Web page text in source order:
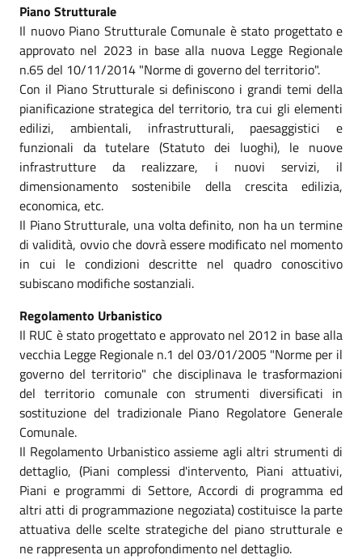
Piano Strutturale
Il nuovo Piano Strutturale Comunale è stato progettato e
approvato nel 2023 in base alla nuova Legge Regionale
n.65 del 10/11/2014 "Norme di governo del territorio".
Con il Piano Strutturale si definiscono i grandi temi della
pianificazione strategica del territorio, tra cui gli elementi
edilizi, ambientali, infrastrutturali, paesaggistici e
funzionali da tutelare (Statuto dei luoghi), le nuove
infrastrutture da realizzare, i nuovi servizi, il
dimensionamento sostenibile della crescita edilizia,
economica, etc.
Il Piano Strutturale, una volta definito, non ha un termine
di validità, ovvio che dovrà essere modificato nel momento
in cui le condizioni descritte nel quadro conoscitivo
subiscano modifiche sostanziali.
Regolamento Urbanistico
Il RUC è stato progettato e approvato nel 2012 in base alla
vecchia Legge Regionale n.1 del 03/01/2005 "Norme per il
governo del territorio" che disciplinava le trasformazioni
del territorio comunale con strumenti diversificati in
sostituzione del tradizionale Piano Regolatore Generale
Comunale.
Il Regolamento Urbanistico assieme agli altri strumenti di
dettaglio, (Piani complessi d'intervento, Piani attuativi,
Piani e programmi di Settore, Accordi di programma ed
altri atti di programmazione negoziata) costituisce la parte
attuativa delle scelte strategiche del piano strutturale e
ne rappresenta un approfondimento nel dettaglio.